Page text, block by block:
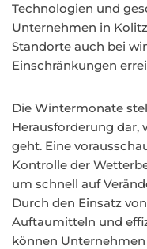
Technologien und
Unternehmen in
Standorte auch bei
Einschränkungen
Die Wintermonate
Herausforderung dar,
geht. Eine
Kontrolle der
um schnell auf
Durch den Einsatz
Auftaumitteln und
können